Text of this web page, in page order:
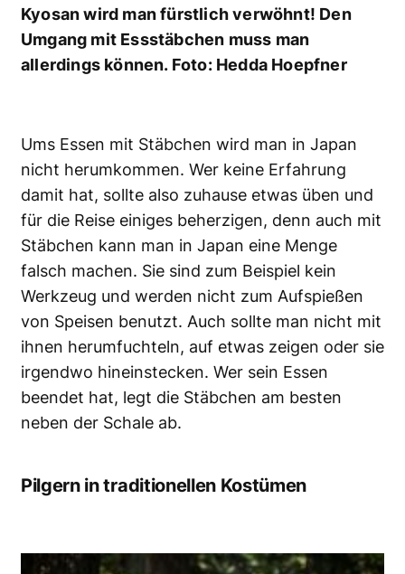
Kyosan wird man fürstlich verwöhnt! Den
Umgang mit Essstäbchen muss man
allerdings können. Foto: Hedda Hoepfner
Ums Essen mit Stäbchen wird man in Japan
nicht herumkommen. Wer keine Erfahrung
damit hat, sollte also zuhause etwas üben und
für die Reise einiges beherzigen, denn auch mit
Stäbchen kann man in Japan eine Menge
falsch machen. Sie sind zum Beispiel kein
Werkzeug und werden nicht zum Aufspießen
von Speisen benutzt. Auch sollte man nicht mit
ihnen herumfuchteln, auf etwas zeigen oder sie
irgendwo hineinstecken. Wer sein Essen
beendet hat, legt die Stäbchen am besten
neben der Schale ab.
Pilgern in traditionellen Kostümen